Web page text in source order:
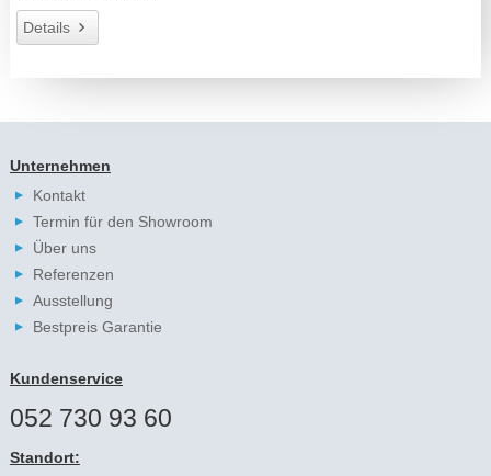
Details
Unternehmen
Kontakt
Termin für den Showroom
Über uns
Referenzen
Ausstellung
Bestpreis Garantie
Kundenservice
052 730 93 60
Standort: